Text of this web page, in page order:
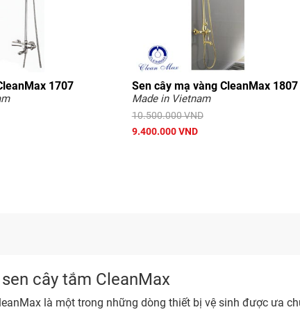
1707 Sen cây mạ vàng CleanMax 1807
Made in Vietnam
10.500.000 VND
9.400.000 VND
cây tắm CleanMax
là một trong những dòng thiết bị vệ sinh được ưa